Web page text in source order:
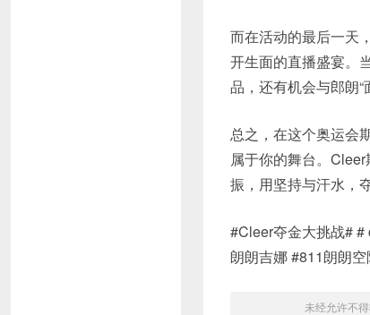
而在活动的最后一天
开生面的直播盛宴。
品，还有机会与郎朗
总之，在这个奥运会
属于你的舞台。
振，用坚持与汗水，
#Cleer夺金大挑战#
朗朗吉娜 #811朗朗
未经允许不得